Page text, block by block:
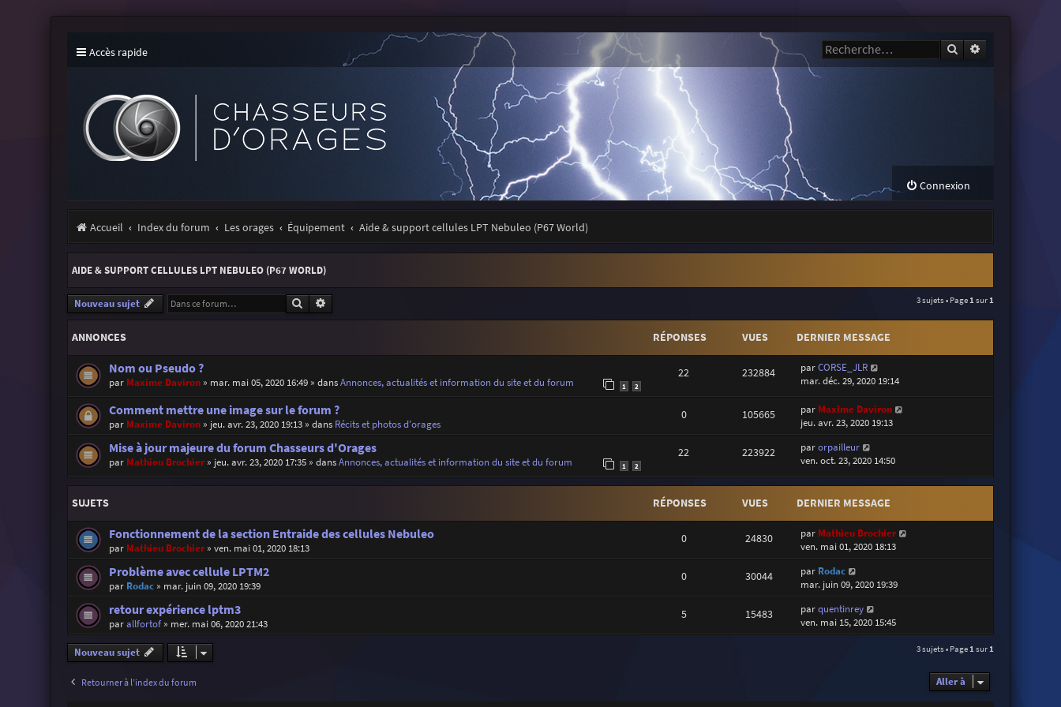
Accès rapide Rechercher
Connexion
Accueil Index du forum Les orages Équipement Aide & support cellules LPT Nebuleo (P67 World)
AIDE & SUPPORT CELLULES LPT NEBULEO (P67 WORLD)
Nouveau sujet Rechercher 3 sujets • Page 1 sur 1
ANNONCES RÉPONSES VUES DERNIER MESSAGE
Nom ou Pseudo ?
par Maxime Daviron» mar. mai 05, 2020 16:49» dansAnnonces, actualités et information du site et du forum 1 2
22 232884 parCORSE_JLR
mar. déc. 29, 2020 19:14
Comment mettre une image sur le forum ?
par Maxime Daviron» jeu. avr. 23, 2020 19:13» dans Récits et photos d'orages
0 105665 par Maxime Daviron
jeu. avr. 23, 2020 19:13
Mise à jour majeure du forum Chasseurs d'Orages
par Mathieu Brochier» jeu. avr. 23, 2020 17:35» dansAnnonces, actualités et information du site et du forum 1 2
22 223922 parorpailleur
ven. oct. 23, 2020 14:50
SUJETS RÉPONSES VUES DERNIER MESSAGE
Fonctionnement de la section Entraide des cellules Nebuleo
par Mathieu Brochier» ven. mai 01, 2020 18:13
0 24830 par Mathieu Brochier
ven. mai 01, 2020 18:13
Problème avec cellule LPTM2
par Rodac» mar. juin 09, 2020 19:39
0 30044 par Rodac
mar. juin 09, 2020 19:39
retour expérience lptm3
parallfortof» mer. mai 06, 2020 21:43
5 15483 parquentinrey
ven. mai 15, 2020 15:45
Nouveau sujet 3 sujets • Page1sur1
Retourner à l’index du forum Aller à